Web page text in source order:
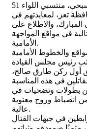
زار قائد اللواء 53 مشاة العميد عمر السبحي، منتسبي اللواء 51
تعز، لمعايدتهم في
والاطلاع على
في مواقع المواجهة
الأمامية.
والخطوط الأمامية
رئيس مجلس القيادة
أول ركن طارق صالح،
في هذه المناسبة
بطولات وتضحيات في
انضباط وروح معنوية
عالية.
أن المرابطين في جبهات القتال